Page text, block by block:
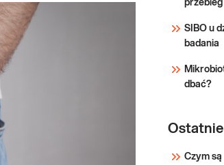
SIBO u
badania
dbać?
Czym